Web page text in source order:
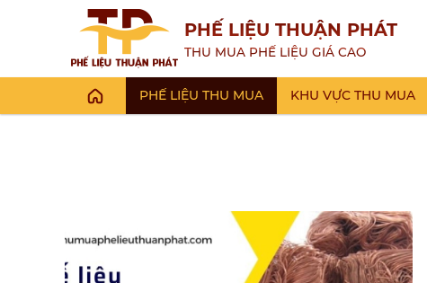
PHẾ LIỆU THUẬN PHÁT
THU MUA PHẾ LIỆU GIÁ CAO
PHẾ LIỆU THU MUA KHU VỰC THU MUA